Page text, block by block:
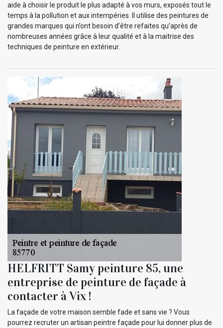
aide à choisir le produit le plus adapté à vos murs, exposés tout le
temps à la pollution et aux intempéries. Il utilise des peintures de
grandes marques qui n’ont besoin d’être refaites qu’après de
nombreuses années grâce à leur qualité et à la maitrise des
techniques de peinture en extérieur.
HELFRITT Samy peinture 85, une
entreprise de peinture de façade à
contacter à Vix !
La façade de votre maison semble fade et sans vie ? Vous
pourrez recruter un artisan peintre façade pour lui donner plus de